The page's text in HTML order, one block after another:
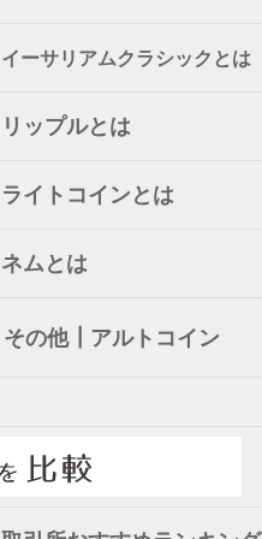
イーサリアムクラシックとは
リップルとは
ライトコインとは
ネムとは
その他┃アルトコイン